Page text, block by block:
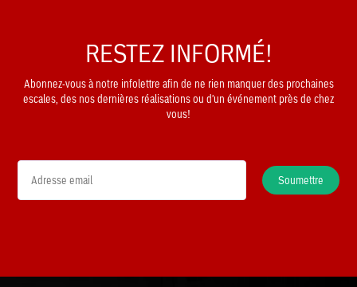
RESTEZ INFORMÉ!
Abonnez-vous à notre infolettre afin de ne rien manquer des prochaines
escales, des nos dernières réalisations ou d'un événement près de chez
vous!
Soumettre